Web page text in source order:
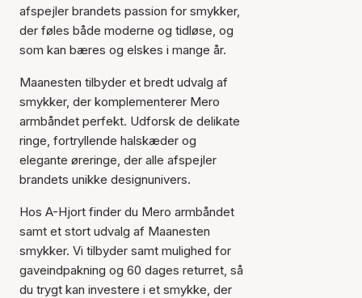
Varen er tilføjet til kurven
afspejler brandets passion for smykker,
der føles både moderne og tidløse, og
som kan bæres og elskes i mange år.
Maanesten tilbyder et bredt udvalg af
smykker, der komplementerer Mero
armbåndet perfekt. Udforsk de delikate
ringe, fortryllende halskæder og
elegante øreringe, der alle afspejler
brandets unikke designunivers.
Hos A-Hjort finder du Mero armbåndet
samt et stort udvalg af Maanesten
smykker. Vi tilbyder samt mulighed for
gaveindpakning og 60 dages returret, så
du trygt kan investere i et smykke, der